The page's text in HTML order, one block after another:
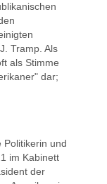
Tramp. Als
als Stimme
dar;
Politikerin und
im Kabinett
der